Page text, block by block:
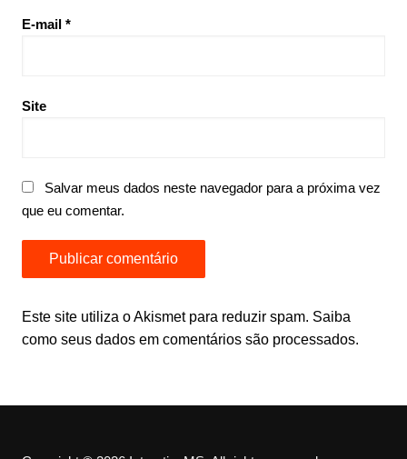
E-mail *
Site
Salvar meus dados neste navegador para a próxima vez
que eu comentar.
Este site utiliza o Akismet para reduzir spam. Saiba
como seus dados em comentários são processados.